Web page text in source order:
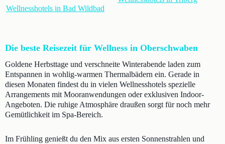
Wellnesshotels in Bad Wildbad
Die beste Reisezeit für Wellness in Oberschwaben
Goldene Herbsttage und verschneite Winterabende laden zum
Entspannen in wohlig-warmen Thermalbädern ein. Gerade in
diesen Monaten findest du in vielen Wellnesshotels spezielle
Arrangements mit Mooranwendungen oder exklusiven Indoor-
Angeboten. Die ruhige Atmosphäre draußen sorgt für noch mehr
Gemütlichkeit im Spa-Bereich.
Im Frühling genießt du den Mix aus ersten Sonnenstrahlen und